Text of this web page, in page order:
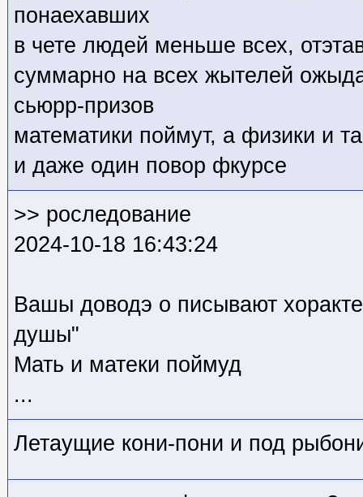
понаехавших
в чете людей меньше всех,
суммарно на всех жытелей
сьюрр-призов
математики поймут, а физики и
и даже один повор фкурсе
>> роследование
2024-10-18 16:43:24
Вашы доводэ о писывают
душы"
Мать и матеки поймуд
...
Летаущие кони-пони и под